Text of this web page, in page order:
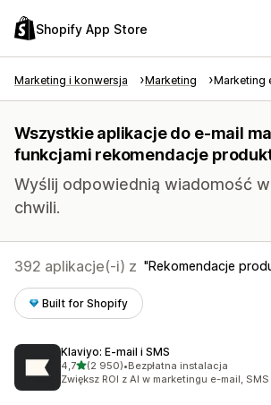
Shopify App Store
Marketing i konwersja Marketing Marketing
Wszystkie aplikacje do e-mail
funkcjami rekomendacje
Wyślij odpowiednią wiadomość w
chwili.
392 aplikacje(-i) z Rekomendacje
Built for Shopify
Klaviyo: E‑mail i SMS
4,7na 5 gwiazdek
(2 950)
Łączna liczba recenzji: 2950
•Bezpłatna instalacja
Zwiększ ROI z AI w marketingu e-mail,